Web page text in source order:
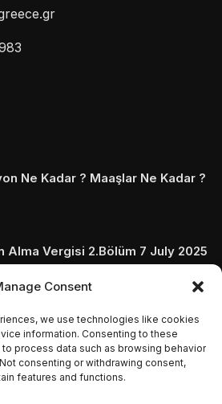
Consent
we use technologies like cookies
information. Consenting to these
process data such as browsing behavior
consenting or withdrawing consent,
features and functions.
Ne Kadar ? Maaşlar Ne Kadar ?
Alma Vergisi 2.Bölüm 7 July 2025